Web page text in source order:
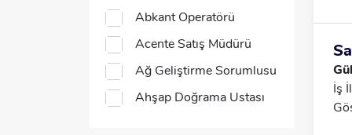
Abkant Operatörü
Acente Satış Müdürü
Ağ Geliştirme Sorumlusu
Ahşap Doğrama Ustası
İş